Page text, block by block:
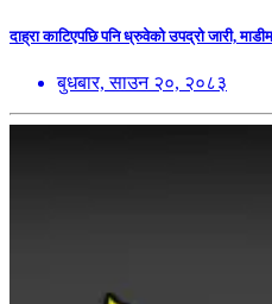
दाह्रा काटिएपछि पनि ध्रुवेको उपद्रो जारी,
बुधबार, साउन २०, २०८३